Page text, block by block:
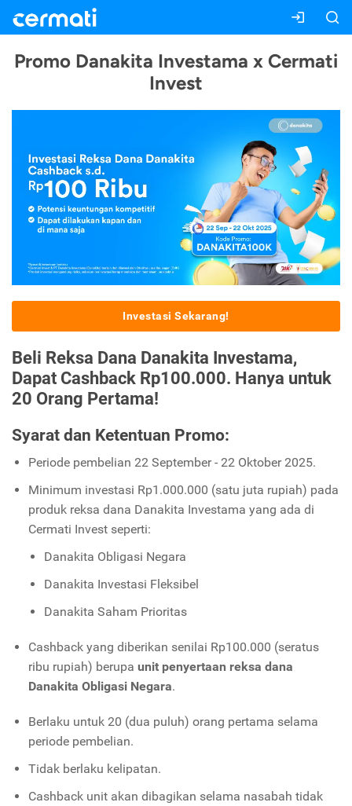
Promo Danakita Investama x Cermati
Invest
Investasi Sekarang!
Beli Reksa Dana Danakita Investama,
Dapat Cashback Rp100.000. Hanya untuk
20 Orang Pertama!
Syarat dan Ketentuan Promo:
Periode pembelian 22 September - 22 Oktober 2025.
Minimum investasi Rp1.000.000 (satu juta rupiah) pada
produk reksa dana Danakita Investama yang ada di
Cermati Invest seperti:
Danakita Obligasi Negara
Danakita Investasi Fleksibel
Danakita Saham Prioritas
Cashback yang diberikan senilai Rp100.000 (seratus
ribu rupiah) berupa unit penyertaan reksa dana
Danakita Obligasi Negara.
Berlaku untuk 20 (dua puluh) orang pertama selama
periode pembelian.
Tidak berlaku kelipatan.
Cashback unit akan dibagikan selama nasabah tidak